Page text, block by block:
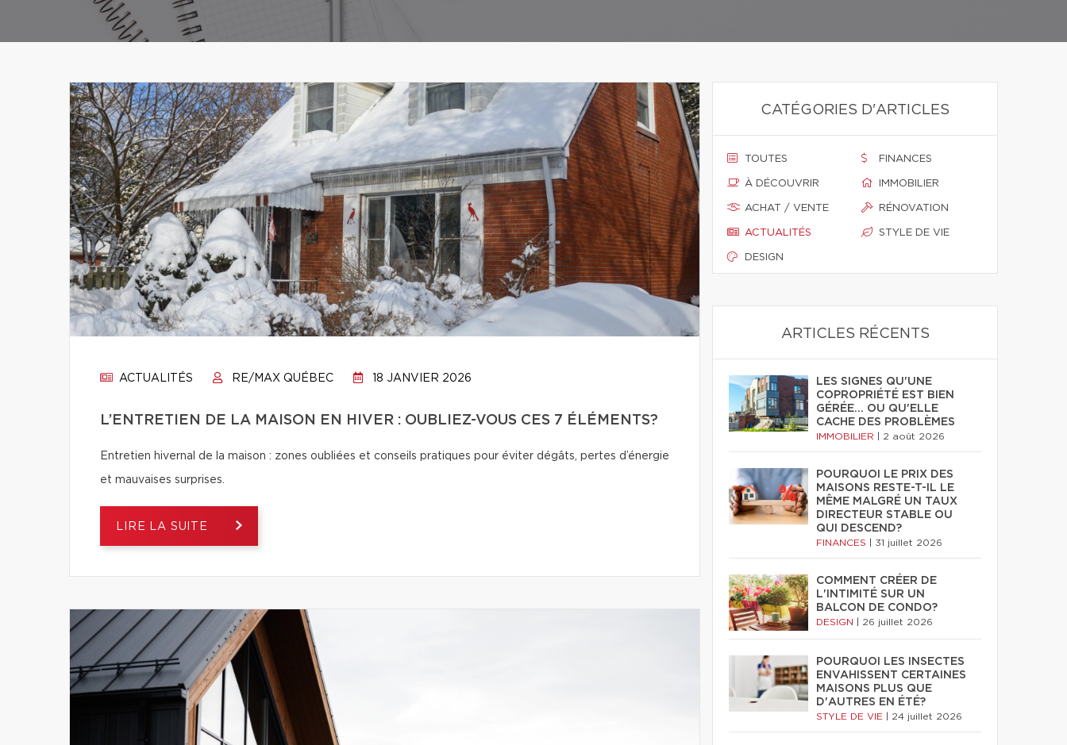
ACTUALITÉS RE/MAX QUÉBEC 18 JANVIER 2026
L’ENTRETIEN DE LA MAISON EN HIVER : OUBLIEZ-VOUS CES 7 ÉLÉMENTS?
Entretien hivernal de la maison : zones oubliées et conseils pratiques pour éviter dégâts, pertes d’énergie
et mauvaises surprises.
LIRE LA SUITE
CATÉGORIES D'ARTICLES
TOUTES
À DÉCOUVRIR
ACHAT / VENTE
ACTUALITÉS
DESIGN
FINANCES
IMMOBILIER
RÉNOVATION
STYLE DE VIE
ARTICLES RÉCENTS
LES SIGNES QU'UNE
COPROPRIÉTÉ EST BIEN
GÉRÉE… OU QU'ELLE
CACHE DES PROBLÈMES
IMMOBILIER 2 août 2026
POURQUOI LE PRIX DES
MAISONS RESTE-T-IL LE
MÊME MALGRÉ UN TAUX
DIRECTEUR STABLE OU
QUI DESCEND?
FINANCES 31 juillet 2026
COMMENT CRÉER DE
L'INTIMITÉ SUR UN
BALCON DE CONDO?
DESIGN 26 juillet 2026
POURQUOI LES INSECTES
ENVAHISSENT CERTAINES
MAISONS PLUS QUE
D'AUTRES EN ÉTÉ?
STYLE DE VIE 24 juillet 2026